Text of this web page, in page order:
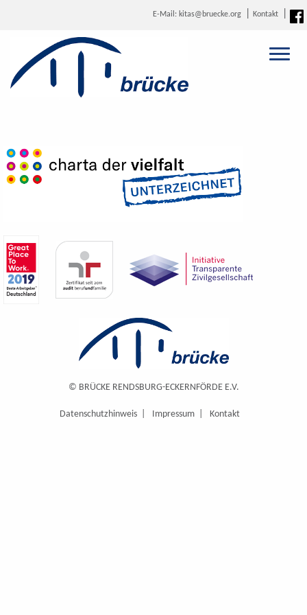
E-Mail: kitas@bruecke.org Kontakt
© BRÜCKE RENDSBURG-ECKERNFÖRDE E.V.
Datenschutzhinweis Impressum Kontakt